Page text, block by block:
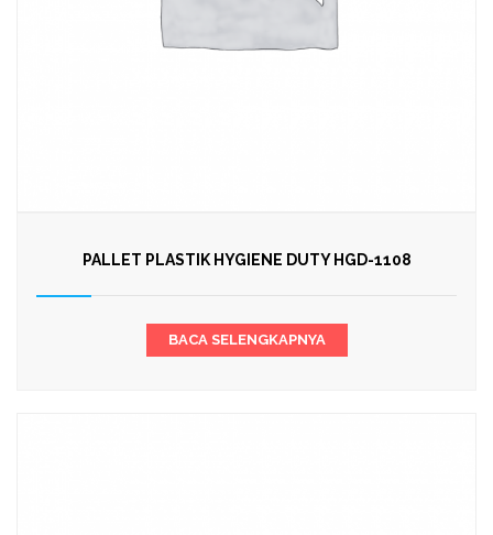
PALLET PLASTIK HYGIENE DUTY HGD-1108
BACA SELENGKAPNYA